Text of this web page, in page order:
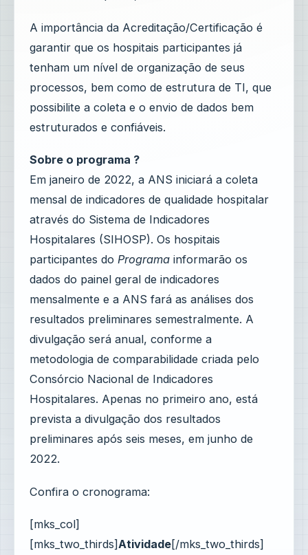
A importância da Acreditação/Certificação é
garantir que os hospitais participantes já
tenham um nível de organização de seus
processos, bem como de estrutura de TI, que
possibilite a coleta e o envio de dados bem
estruturados e confiáveis.
Sobre o programa ?
Em janeiro de 2022, a ANS iniciará a coleta
mensal de indicadores de qualidade hospitalar
através do Sistema de Indicadores
Hospitalares (SIHOSP). Os hospitais
participantes do Programa informarão os
dados do painel geral de indicadores
mensalmente e a ANS fará as análises dos
resultados preliminares semestralmente. A
divulgação será anual, conforme a
metodologia de comparabilidade criada pelo
Consórcio Nacional de Indicadores
Hospitalares. Apenas no primeiro ano, está
prevista a divulgação dos resultados
preliminares após seis meses, em junho de
2022.
Confira o cronograma:
[mks_col]
[mks_two_thirds]Atividade[/mks_two_thirds]